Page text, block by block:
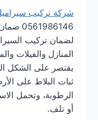
شركة تركيب
لضمان تركيب
المنازل والفيلات
يقتصر على الشكل
ثبات البلاط على
الرطوبة، وتحمل
أو تلف.